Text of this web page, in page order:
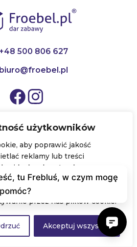
użytkowników
aby poprawić jakość
reklamy lub treści
potrzeb
ruch na stronie.
wszystkie” oznacza
przez nas plików cookie.
Akceptuj wszystko
+48 500 806 627
biuro@froebel.pl
OFERTA
z kursami
i publikacje
dydaktyczne
stacjonarne